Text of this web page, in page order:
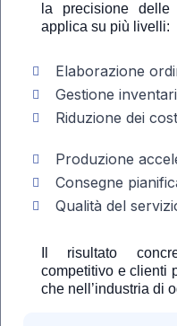
la precisione
applica su più livelli:
Elaborazione
Gestione
Riduzione dei
Produzione
Consegne
Qualità del
Il risultato
competitivo e clienti
che nell’industria di